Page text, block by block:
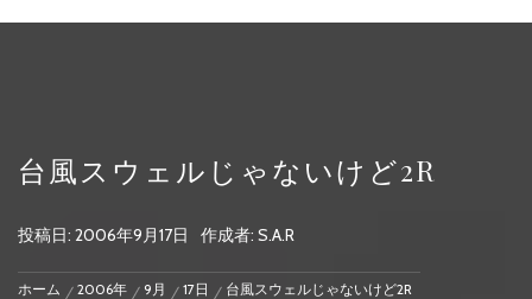
台風スウェルじゃないけど2R
投稿日: 2006年9月17日 作成者: S.A.R
ホーム 2006年 9月 17日 台風スウェルじゃないけど2R